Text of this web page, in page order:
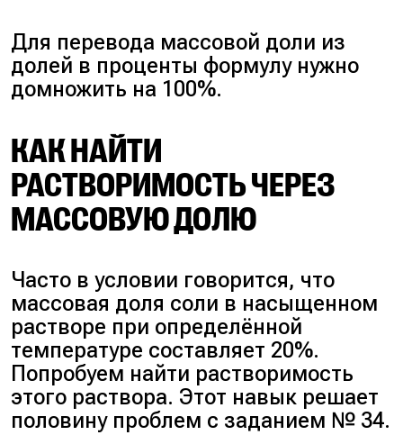
Для перевода массовой доли из
долей в проценты формулу нужно
домножить на 100%.
КАК НАЙТИ
РАСТВОРИМОСТЬ ЧЕРЕЗ
МАССОВУЮ ДОЛЮ
Часто в условии говорится, что
массовая доля соли в насыщенном
растворе при определённой
температуре составляет 20%.
Попробуем найти растворимость
этого раствора. Этот навык решает
половину проблем с заданием № 34.